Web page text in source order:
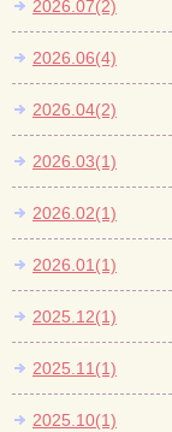
2026.07(2)
2026.06(4)
2026.04(2)
2026.03(1)
2026.02(1)
2026.01(1)
2025.12(1)
2025.11(1)
2025.10(1)